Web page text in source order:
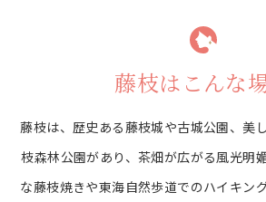
藤枝はこんな
藤枝は、歴史ある藤枝城や古城公園、美
枝森林公園があり、茶畑が広がる風光明
な藤枝焼きや東海自然歩道でのハイキン